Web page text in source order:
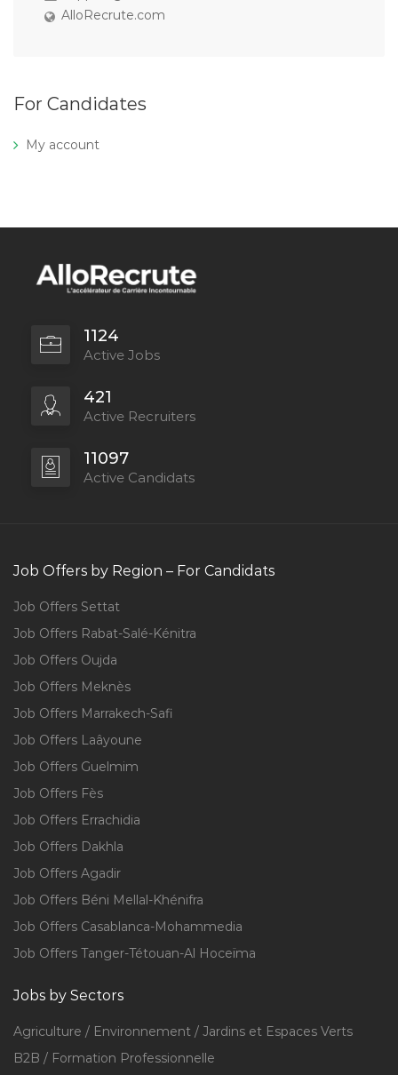
AlloRecrute.com
For Candidates
My account
1124
Active Jobs
421
Active Recruiters
11097
Active Candidats
Job Offers by Region – For Candidats
Job Offers Settat
Job Offers Rabat-Salé-Kénitra
Job Offers Oujda
Job Offers Meknès
Job Offers Marrakech-Safi
Job Offers Laâyoune
Job Offers Guelmim
Job Offers Fès
Job Offers Errachidia
Job Offers Dakhla
Job Offers Agadir
Job Offers Béni Mellal-Khénifra
Job Offers Casablanca-Mohammedia
Job Offers Tanger-Tétouan-Al Hoceïma
Jobs by Sectors
Agriculture / Environnement / Jardins et Espaces Verts
B2B / Formation Professionnelle